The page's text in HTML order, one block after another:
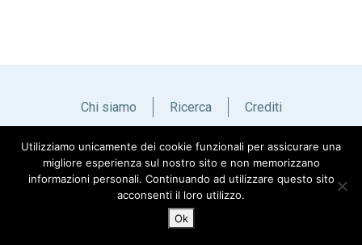
Chi siamo Ricerca Crediti
Italiano English
Utilizziamo unicamente dei cookie funzionali per assicurare una
migliore esperienza sul nostro sito e non memorizzano
informazioni personali. Continuando ad utilizzare questo sito
acconsenti il loro utilizzo.
Ok